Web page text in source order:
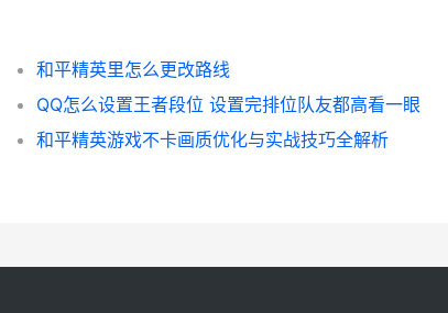
和平精英里怎么更改路线
QQ怎么设置王者段位 设置完排位队友都高看一眼
和平精英游戏不卡画质优化与实战技巧全解析